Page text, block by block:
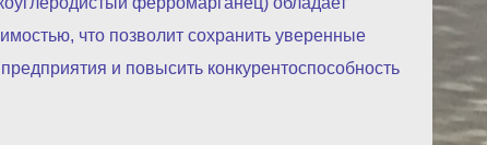
что позволит сохранить уверенные
и повысить конкурентоспособность